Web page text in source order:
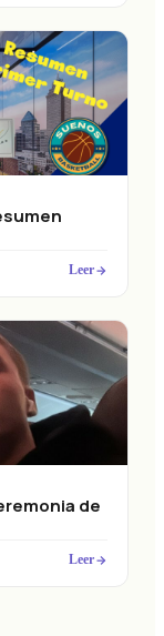
Leer
de
Leer